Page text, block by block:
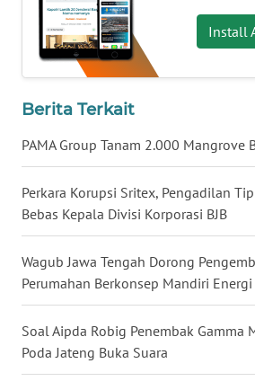
Install
Berita Terkait
PAMA Group Tanam 2.000 Mangrove
Perkara Korupsi Sritex, Pengadilan
Bebas Kepala Divisi Korporasi BJB
Wagub Jawa Tengah Dorong
Perumahan Berkonsep Mandiri
Soal Aipda Robig Penembak Gamma
Poda Jateng Buka Suara
WN
BABEL
SUMBAR
WN
LAMPUNG
WN
JATENG